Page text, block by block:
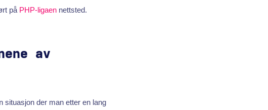
på PHP-ligaennettsted.
av
situasjon der man etter en lang